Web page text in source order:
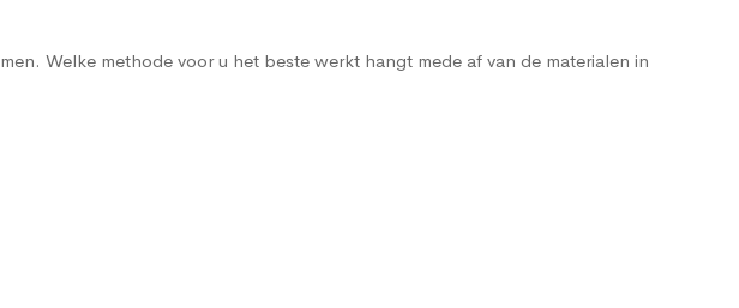
Welke methode voor u het beste werkt hangt mede af van de materialen in